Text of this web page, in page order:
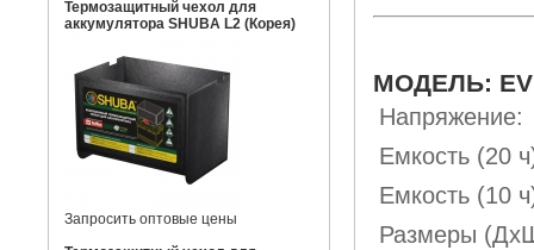
Термозащитный чехол для
аккумулятора SHUBA L2 (Корея)
Запросить оптовые цены
МОДЕЛЬ:
Напряжение:
Емкость (20
Емкость
Размеры